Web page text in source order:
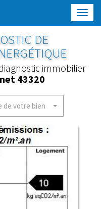
DE
immobilier
43320
de votre bien